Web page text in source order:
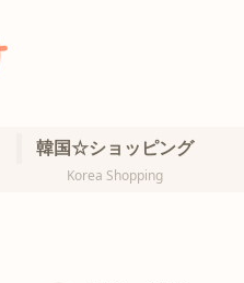
韓国☆ショッピング
Korea Shopping